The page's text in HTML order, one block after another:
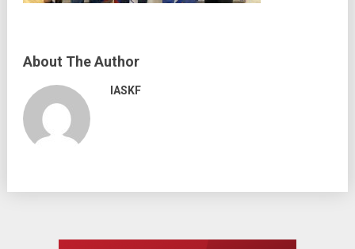
About The Author
IASKF